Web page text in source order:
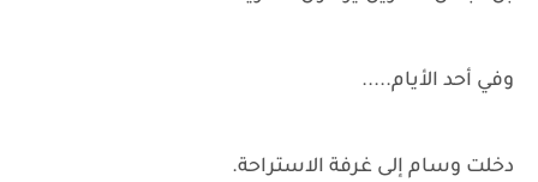
وفي أحد الأيام.....
دخلت وسام إلى غرفة الاستراحة.